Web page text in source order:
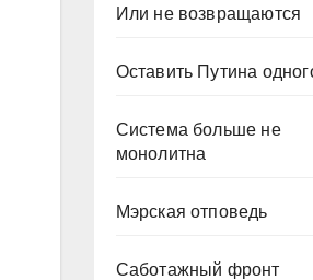
Или не возвращаются
Оставить Путина
Система больше не
монолитна
Мэрская отповедь
Саботажный фронт